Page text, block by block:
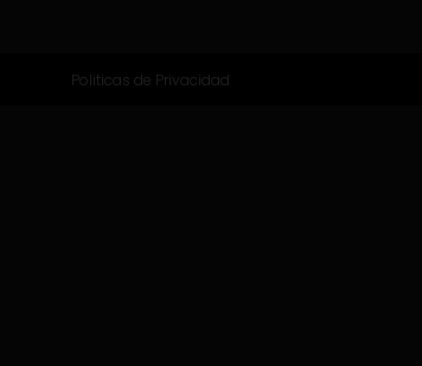
Politicas de Privacidad